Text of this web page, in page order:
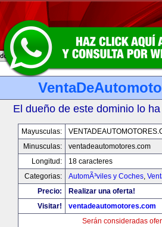
El dueño de este dominio lo
Mayusculas:
Minusculas:
ventadeautomotores.com
Longitud:
18 caracteres
Categorias:
AutomÃ³viles y Coches,
Precio:
Realizar una oferta!
Visitar!
ventadeautomotores.com
Serán consideradas